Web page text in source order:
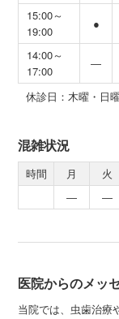
15:00～
19:00
●
14:00～
17:00
―
休診日：木曜・日
混雑状況
時間 月 火
―
―
医院からのメッ
当院では、虫歯治療